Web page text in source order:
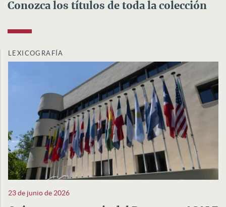
Conozca los títulos de toda la colección
LEXICOGRAFÍA
23 de junio de 2026